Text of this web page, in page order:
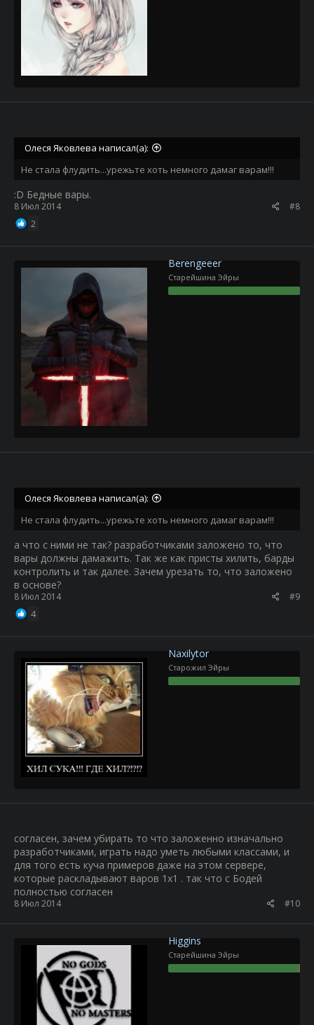
Олеся Яковлева написал(а):
Не стала флудить...урежьте хоть немного дамаг варам!!!
:D Бедные вары.
8 Июл 2014 #8
2
Berengeeer
Старейшина Эйры
Олеся Яковлева написал(а):
Не стала флудить...урежьте хоть немного дамаг варам!!!
а что с ними не так? разработчиками заложено то, что
вары должны дамажить. Так же как присты хилить, барды
контролить и так далее. Зачем урезать то, что заложено
в основе?
8 Июл 2014 #9
4
Naxilytor
Старожил Эйры
согласен, зачем убирать то что заложенно изначально
разработчиками, играть надо уметь любыми классами, и
для того есть куча примеров даже на этом сервере,
которые раскладывают варов 1х1 . так что с Бодей
полностью согласен
8 Июл 2014 #10
Higgins
Старейшина Эйры